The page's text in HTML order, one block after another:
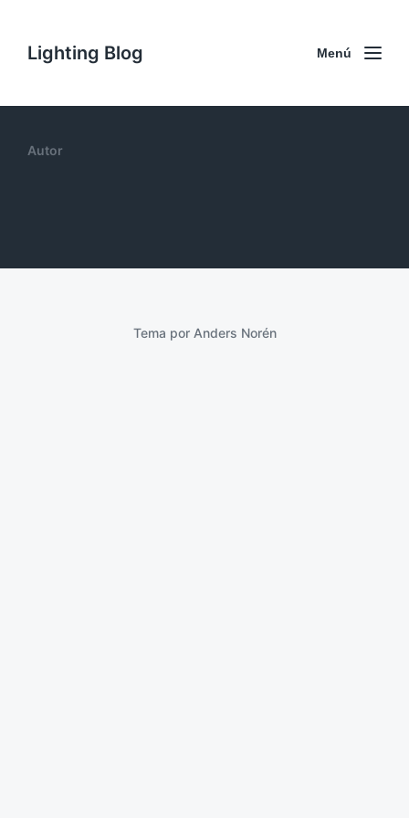
Lighting Blog Menú
Autor
Tema por Anders Norén